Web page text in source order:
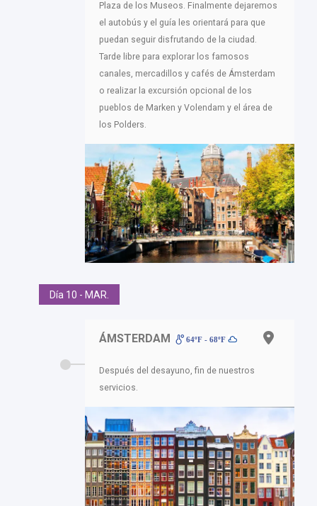
Plaza de los Museos. Finalmente dejaremos
el autobús y el guía les orientará para que
puedan seguir disfrutando de la ciudad.
Tarde libre para explorar los famosos
canales, mercadillos y cafés de Ámsterdam
o realizar la excursión opcional de los
pueblos de Marken y Volendam y el área de
los Polders.
Día 10 - MAR.
ÁMSTERDAM 64ºF - 68ºF
Después del desayuno, fin de nuestros
servicios.